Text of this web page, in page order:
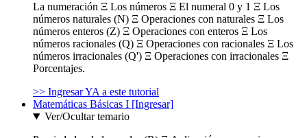
La numeración Ξ Los números Ξ El numeral 0 y 1 Ξ Los
números naturales (N) Ξ Operaciones con naturales Ξ Los
números enteros (Z) Ξ Operaciones con enteros Ξ Los
números racionales (Q) Ξ Operaciones con racionales Ξ Los
números irracionales (Q') Ξ Operaciones con irracionales Ξ
Porcentajes.
>> Ingresar YA a este tutorial
Matemáticas Básicas I [Ingresar]
Ver/Ocultar temario